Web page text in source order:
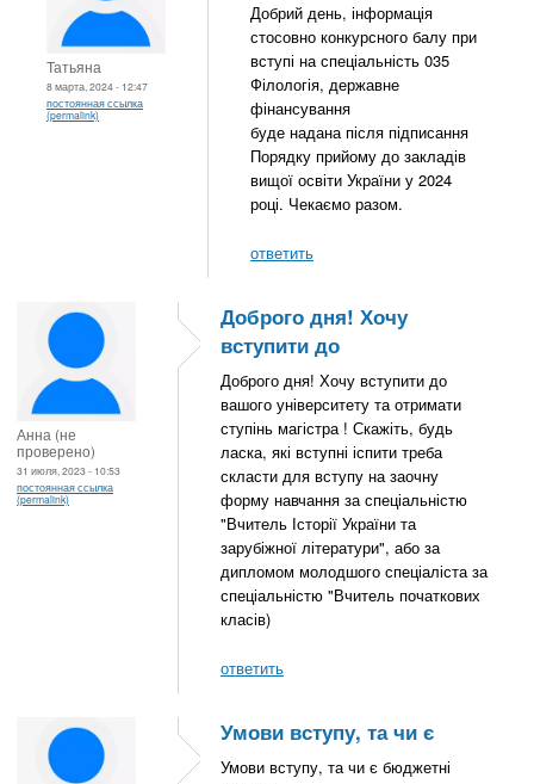
Татьяна
8 марта, 2024 - 12:47
постоянная ссылка
(permalink)
Добрий день, інформація
стосовно конкурсного балу при
вступі на спеціальність 035
Філологія, державне
фінансування
буде надана після підписання
Порядку прийому до закладів
вищої освіти України у 2024
році. Чекаємо разом.
ответить
Анна (не
проверено)
31 июля, 2023 - 10:53
постоянная ссылка
(permalink)
Доброго дня! Хочу
вступити до
Доброго дня! Хочу вступити до
вашого університету та отримати
ступінь магістра ! Скажіть, будь
ласка, які вступні іспити треба
скласти для вступу на заочну
форму навчання за спеціальністю
"Вчитель Історії України та
зарубіжної літератури", або за
дипломом молодшого спеціаліста за
спеціальністю "Вчитель початкових
класів)
ответить
Умови вступу, та чи є
Умови вступу, та чи є бюджетні